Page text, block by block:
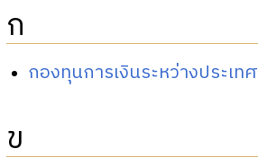
ก
กองทุนการเงินระหว่างประเทศ
ข